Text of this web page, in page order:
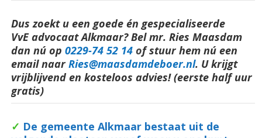
Dus zoekt u een goede én gespecialiseerde
VvE advocaat Alkmaar? Bel mr. Ries Maasdam
dan nú op 0229-74 52 14of stuur hem nú een
email naar Ries@maasdamdeboer.nl. U krijgt
vrijblijvend en kosteloos advies! (eerste half uur
gratis)
✓ De gemeente Alkmaar bestaat uit de